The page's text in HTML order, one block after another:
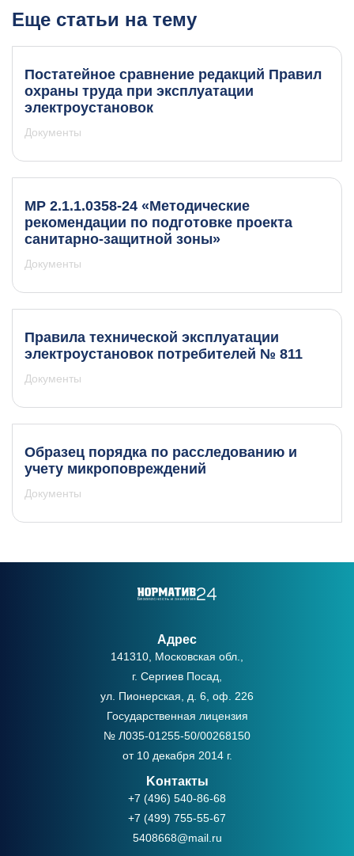
Еще статьи на тему
Постатейное сравнение редакций Правил
охраны труда при эксплуатации
электроустановок
Документы
МР 2.1.1.0358-24 «Методические
рекомендации по подготовке проекта
санитарно-защитной зоны»
Документы
Правила технической эксплуатации
электроустановок потребителей № 811
Документы
Образец порядка по расследованию и
учету микроповреждений
Документы
Адрес
141310, Московская обл.,
г. Сергиев Посад,
ул. Пионерская, д. 6, оф. 226
Государственная лицензия
№ Л035-01255-50/00268150
от 10 декабря 2014 г.
Kонтакты
+7 (496) 540-86-68
+7 (499) 755-55-67
5408668@mail.ru